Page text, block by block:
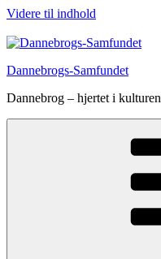
Videre til indhold
Dannebrogs-Samfundet
Dannebrog – hjertet i kulturen